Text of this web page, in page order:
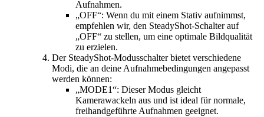
Aufnahmen.
„OFF“: Wenn du mit einem Stativ aufnimmst,
empfehlen wir, den SteadyShot-Schalter auf
„OFF“ zu stellen, um eine optimale Bildqualität
zu erzielen.
Der SteadyShot-Modusschalter bietet verschiedene
Modi, die an deine Aufnahmebedingungen angepasst
werden können:
„MODE1“: Dieser Modus gleicht
Kamerawackeln aus und ist ideal für normale,
freihandgeführte Aufnahmen geeignet.